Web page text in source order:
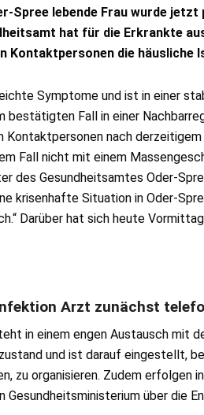
Spree lebende Frau wurde
hat für die Erkrankte
Kontaktpersonen die häusliche
Symptome und ist in einer
bestätigten Fall in einer
Kontaktpersonen nach
Fall nicht mit einem
des Gesundheitsamtes Oder-
krisenhafte Situation in Oder-
Darüber hat sich heute
Arzt zunächst
in einem engen Austausch mit
und ist darauf eingestellt,
zu organisieren. Zudem erfolgen
Gesundheitsministerium über die